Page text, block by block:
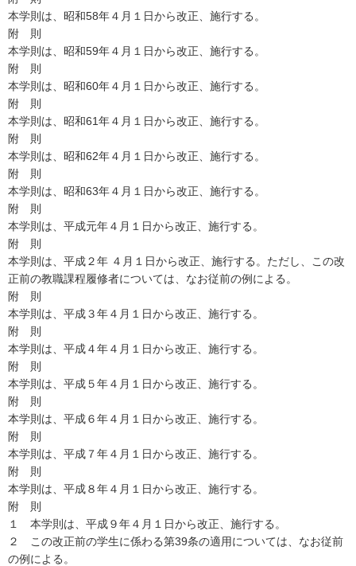
本学則は、昭和58年４月１日から改正、施行する。
附 則
本学則は、昭和59年４月１日から改正、施行する。
附 則
本学則は、昭和60年４月１日から改正、施行する。
附 則
本学則は、昭和61年４月１日から改正、施行する。
附 則
本学則は、昭和62年４月１日から改正、施行する。
附 則
本学則は、昭和63年４月１日から改正、施行する。
附 則
本学則は、平成元年４月１日から改正、施行する。
附 則
本学則は、平成２年 ４月１日から改正、施行する。ただし、この改
正前の教職課程履修者については、なお従前の例による。
附 則
本学則は、平成３年４月１日から改正、施行する。
附 則
本学則は、平成４年４月１日から改正、施行する。
附 則
本学則は、平成５年４月１日から改正、施行する。
附 則
本学則は、平成６年４月１日から改正、施行する。
附 則
本学則は、平成７年４月１日から改正、施行する。
附 則
本学則は、平成８年４月１日から改正、施行する。
附 則
１ 本学則は、平成９年４月１日から改正、施行する。
２ この改正前の学生に係わる第39条の適用については、なお従前
の例による。